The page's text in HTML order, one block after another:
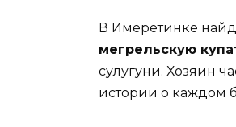
В Имеретинке
мегрельскую
сулугуни. Хозяин
истории о каждом